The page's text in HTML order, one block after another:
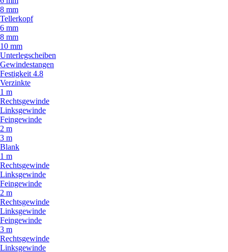
8 mm
Tellerkopf
6 mm
8 mm
10 mm
Unterlegscheiben
Gewindestangen
Festigkeit 4.8
Verzinkte
1 m
Rechtsgewinde
Linksgewinde
Feingewinde
2 m
3 m
Blank
1 m
Rechtsgewinde
Linksgewinde
Feingewinde
2 m
Rechtsgewinde
Linksgewinde
Feingewinde
3 m
Rechtsgewinde
Linksgewinde